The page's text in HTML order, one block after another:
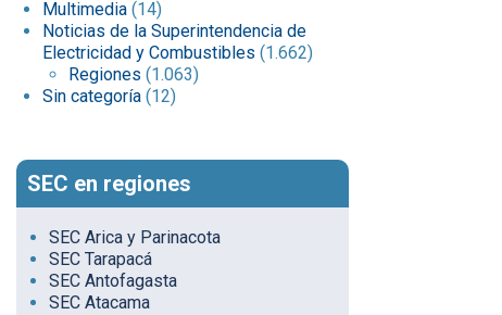
Multimedia (14)
Noticias de la Superintendencia de
Electricidad y Combustibles (1.662)
Regiones (1.063)
Sin categoría (12)
SEC en regiones
SEC Arica y Parinacota
SEC Tarapacá
SEC Antofagasta
SEC Atacama